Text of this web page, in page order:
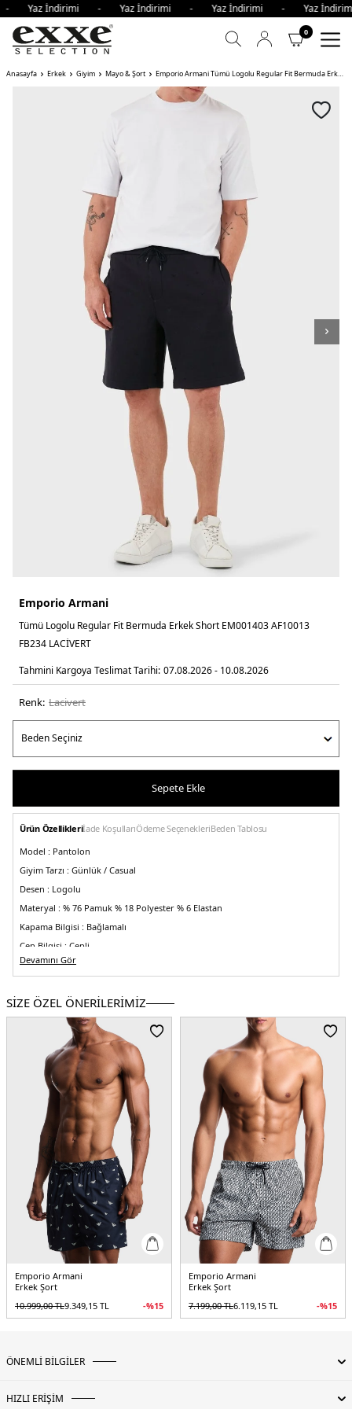
Yaz İndirimi - Yaz İndirimi - Yaz İndirimi - Yaz
0
Anasayfa Erkek Giyim Mayo & Şort Emporio Armani Tümü Logolu Regular Fit Bermuda Erkek Short
Emporio Armani
Tümü Logolu Regular Fit Bermuda Erkek Short EM001403 AF10013
FB234 LACİVERT
Tahmini Kargoya Teslimat Tarihi: 07.08.2026 - 10.08.2026
Renk: laci̇vert
Sepete Ekle
Ürün Özellikleriİade KoşullarıÖdeme SeçenekleriBeden Tablosu
Model : Pantolon
Giyim Tarzı : Günlük / Casual
Desen : Logolu
Materyal : % 76 Pamuk % 18 Polyester % 6 Elastan
Kapama Bilgisi : Bağlamalı
Cep Bilgisi : Cepli
Kalıp Bilgisi :Regular Fit , Normal Bel
5DY1EM001403AF10013FB234.12
Devamını Gör
SİZE ÖZEL ÖNERİLERİMİZ
Emporio Armani
Erkek Şort
10.999,00TL9.349,15 TL -%15
Emporio Armani
Erkek Şort
7.199,00TL6.119,15 TL -%15
ÖNEMLİ BİLGİLER
HIZLI ERİŞİM